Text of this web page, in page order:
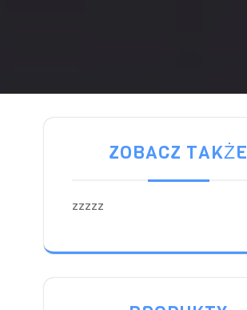
ZOBACZ TAKŻE
zzzzz